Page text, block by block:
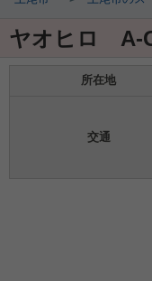
ヤオヒロ A-
所在地
交通